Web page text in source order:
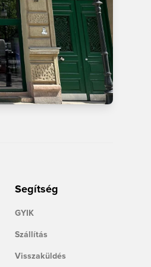
Segítség
GYIK
Szállítás
Visszaküldés